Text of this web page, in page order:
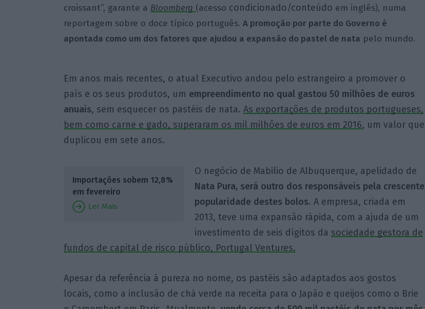
croissant”, garante a Bloomberg (acesso condicionado/conteúdo em inglês), numa
reportagem sobre o doce típico português. A promoção por parte do Governo é
apontada como um dos fatores que ajudou a expansão do pastel de nata pelo mundo.
Em anos mais recentes, o atual Executivo andou pelo estrangeiro a promover o
país e os seus produtos, um empreendimento no qual gastou 50 milhões de euros
anuais, sem esquecer os pastéis de nata. As exportações de produtos portugueses,
bem como carne e gado, superaram os mil milhões de euros em 2016, um valor que
duplicou em sete anos.
Importações sobem 12,8%
em fevereiro
Ler Mais
O negócio de Mabilio de Albuquerque, apelidado de
Nata Pura, será outro dos responsáveis pela crescente
popularidade destes bolos. A empresa, criada em
2013, teve uma expansão rápida, com a ajuda de um
investimento de seis dígitos da sociedade gestora de
fundos de capital de risco público, Portugal Ventures.
Apesar da referência à pureza no nome, os pastéis são adaptados aos gostos
locais, como a inclusão de chá verde na receita para o Japão e queijos como o Brie